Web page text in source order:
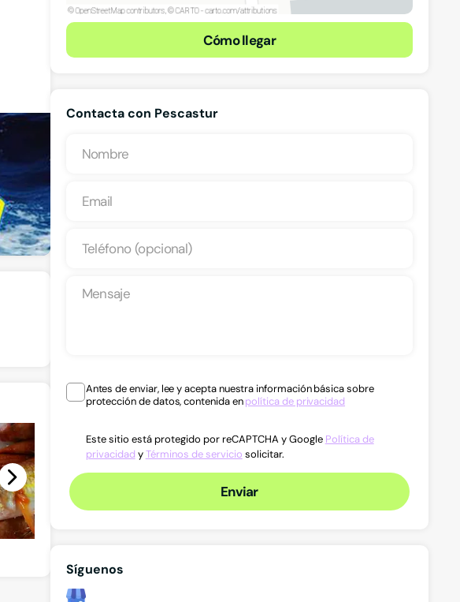
Cómo llegar
Contacta con Pescastur
Antes de enviar, lee y acepta nuestra información básica sobre
protección de datos, contenida enpolítica de privacidad
Este sitio está protegido por reCAPTCHA y Google Política de
privacidad yTérminos de servicio solicitar.
Enviar
Síguenos